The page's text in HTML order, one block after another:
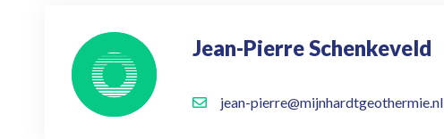
Jean-Pierre Schenkeveld
jean-pierre@mijnhardtgeothermie.nl